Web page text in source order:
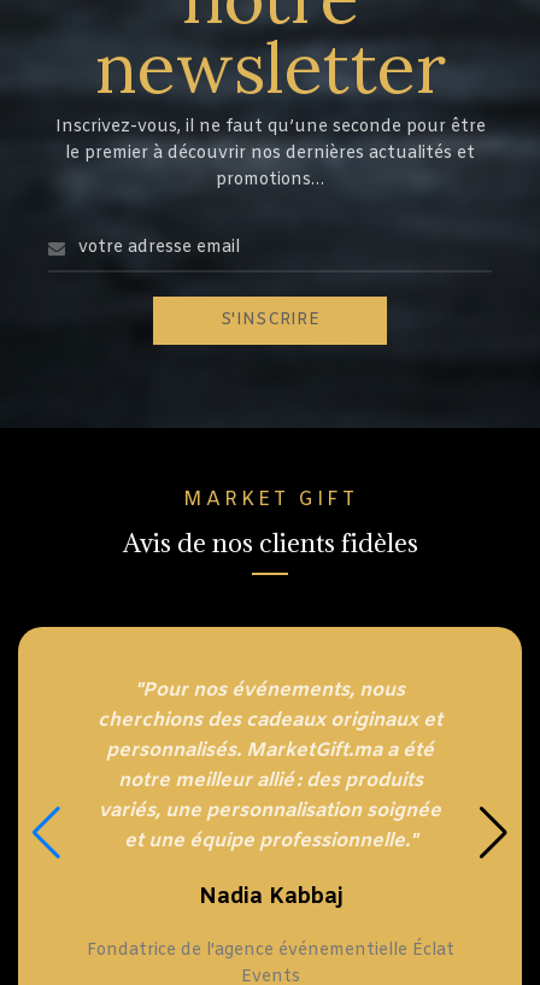
newsletter
Inscrivez-vous, il ne faut qu’une seconde pour être
le premier à découvrir nos dernières actualités et
promotions…
MARKET GIFT
Avis de nos clients fidèles
"Pour nos événements, nous
cherchions des cadeaux originaux et
personnalisés. MarketGift.ma a été
notre meilleur allié : des produits
variés, une personnalisation soignée
et une équipe professionnelle."
Nadia Kabbaj
Fondatrice de l'agence événementielle Éclat
Events